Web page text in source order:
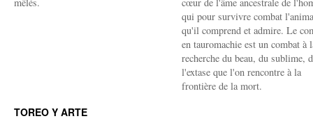
qui pour survivre combat
qu'il comprend et admire. Le
en tauromachie est un combat à
recherche du beau, du sublime,
l'extase que l'on rencontre à la
frontière de la mort.
TOREO Y ARTE